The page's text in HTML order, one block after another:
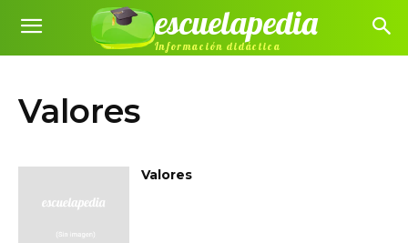
escuelapedia
Información didáctica
Valores
Valores